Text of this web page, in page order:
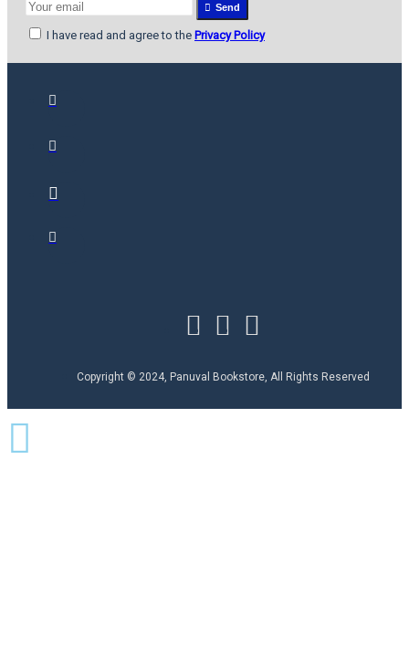
Send
I have read and agree to the Privacy Policy
Copyright © 2024, Panuval Bookstore, All Rights Reserved